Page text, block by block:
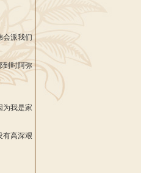
会派我们
到时阿弥
为我是家
有高深艰